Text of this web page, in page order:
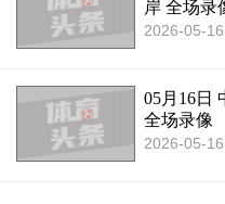
岸 全场录
2026-05-
05月16日
全场录像
2026-05-